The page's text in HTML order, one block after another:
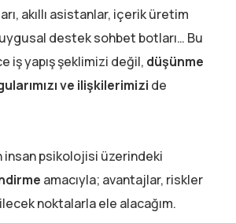
akıllı asistanlar, içerik üretim
destek sohbet botları… Bu
iş yapış şeklimizi değil, düşünme
ve ilişkilerimizi de
insan psikolojisi üzerindeki
amacıyla; avantajlar, riskler
noktalarla ele alacağım.